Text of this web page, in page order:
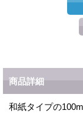
商品詳細
和紙タイプの